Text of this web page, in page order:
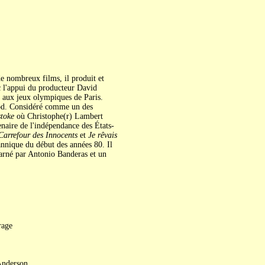
nombreux films, il produit et
l'appui du producteur David
jeux olympiques de Paris.
Considéré comme un des
où Christophe(r) Lambert
de l'indépendance des États-
des Innocentset Je rêvais
du début des années 80. Il
par Antonio Banderas et un